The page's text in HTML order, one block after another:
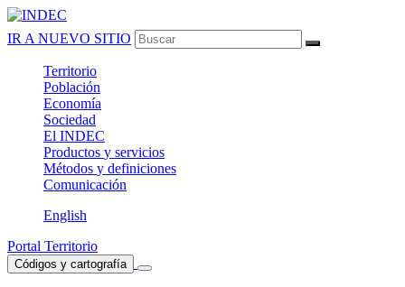
IR A NUEVO SITIO
Territorio
Población
Economía
Sociedad
El INDEC
Productos y servicios
Métodos y definiciones
Comunicación
English
Portal Territorio
Códigos y cartografía